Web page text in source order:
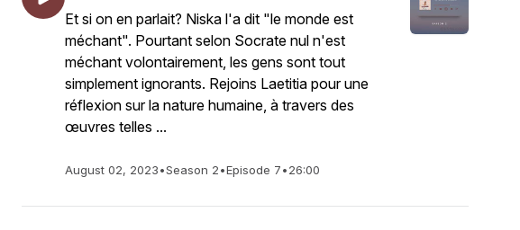
Et si on en parlait? Niska l'a dit "le monde est
méchant". Pourtant selon Socrate nul n'est
méchant volontairement, les gens sont tout
simplement ignorants. Rejoins Laetitia pour une
réflexion sur la nature humaine, à travers des
œuvres telles ...
August 02, 2023•Season 2•Episode 7•26:00